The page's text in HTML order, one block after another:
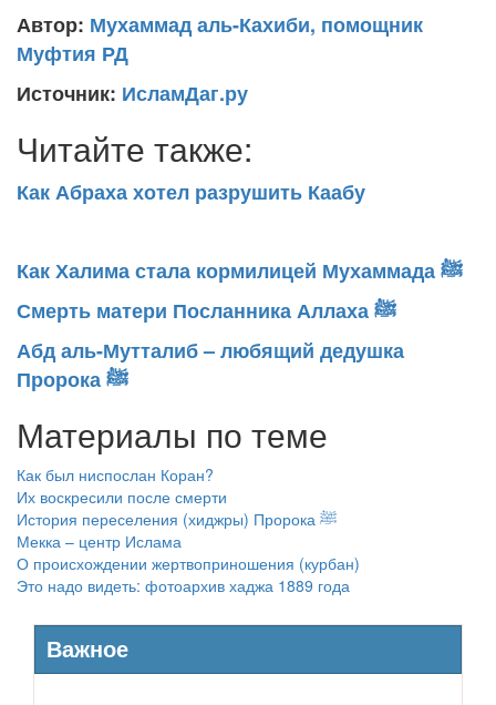
Автор: Мухаммад аль-Кахиби, помощник
Муфтия РД
Источник: ИсламДаг.ру
Читайте также:
Как Абраха хотел разрушить Каабу
Как Халима стала кормилицей Мухаммада ﷺ
Смерть матери Посланника Аллаха ﷺ
Абд аль-Мутталиб – любящий дедушка
Пророка ﷺ
Материалы по теме
Как был ниспослан Коран?
Их воскресили после смерти
История переселения (хиджры) Пророка ﷺ
Мекка – центр Ислама
О происхождении жертвоприношения (курбан)
Это надо видеть: фотоархив хаджа 1889 года
Важное